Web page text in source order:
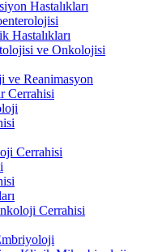
Hastalıkları
Hastalıkları
ve Onkolojisi
ve Reanimasyon
Cerrahisi
Cerrahisi
Cerrahisi